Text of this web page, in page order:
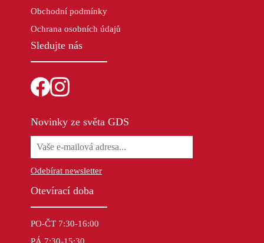
Obchodní podmínky
Ochrana osobních údajů
Sledujte nás
Novinky ze světa GDS
Odebírat newsletter
Otevírací doba
PO-ČT 7:30-16:00